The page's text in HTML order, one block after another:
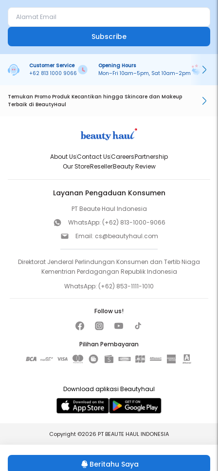
Beritahu Saya
Subscribe
Customer Service
+62 813 1000 9066
Opening Hours
Mon–Fri 10am–5pm, Sat 10am–2pm
Temukan Promo Produk Kecantikan hingga Skincare dan Makeup
Terbaik di BeautyHaul
About UsContact UsCareersPartnership
Our StoreResellerBeauty Review
Layanan Pengaduan Konsumen
PT Beaute Haul Indonesia
WhatsApp: (+62) 813-1000-9066
Email: cs@beautyhaul.com
Direktorat Jenderal Perlindungan Konsumen dan Tertib Niaga
Kementrian Perdagangan Republik Indonesia
WhatsApp: (+62) 853-1111-1010
Pilihan Pembayaran
Follow us!
Download aplikasi Beautyhaul
Copyright ©2026 PT BEAUTE HAUL INDONESIA